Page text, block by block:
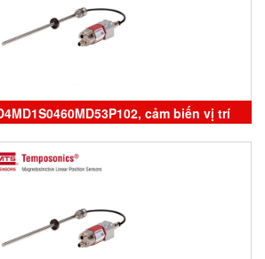
cảm biến vị trí
sensor Temposonics vietnam